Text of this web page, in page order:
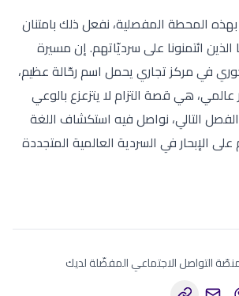
المحطة المفصلية، نفعل ذلك بامتنان
الذين ائتمنونا على سرديّاتهم. إن مسيرة
في مركز تجاري يحمل اسم رحّالة عظيم،
هي قصة التزام لا يتزعزع بالوعي
التالي، نواصل فيه استكشاف اللغة
الإبحار في السردية العالمية المتجددة
التواصل الاجتماعي المفضّلة لديك